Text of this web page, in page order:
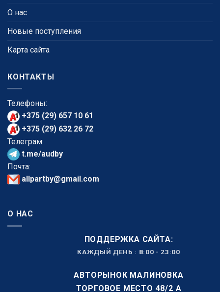
О нас
Новые поступления
Карта сайта
КОНТАКТЫ
Телефоны:
+375 (29) 657 10 61
+375 (29) 632 26 72
Телеграм:
t.me/audby
Почта:
allpartby@gmail.com
О НАС
ПОДДЕРЖКА САЙТА:
КАЖДЫЙ ДЕНЬ : 8:00 - 23:00
АВТОРЫНОК МАЛИНОВКА
ТОРГОВОЕ МЕСТО 48/2 А